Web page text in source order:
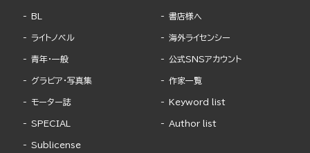
BL
ライトノベル
青年・一般
グラビア・写真集
モーター誌
SPECIAL
Sublicense
書店様へ
海外ライセンシー
公式SNSアカウント
作家一覧
Keyword list
Author list